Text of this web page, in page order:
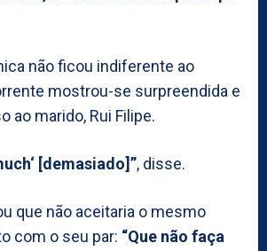
não ficou indiferente ao
mostrou-se surpreendida e
ao marido, Rui Filipe.
[demasiado]”, disse.
que não aceitaria o mesmo
com o seu par: “Que não faça